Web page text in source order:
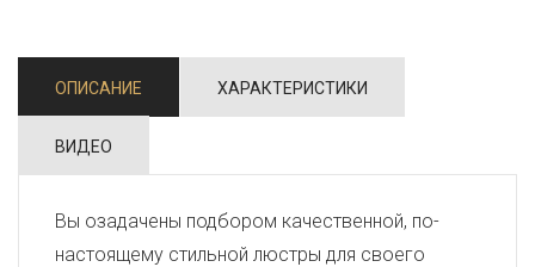
ОПИСАНИЕ ХАРАКТЕРИСТИКИ
ВИДЕО
Вы озадачены подбором качественной, по-
настоящему стильной люстры для своего